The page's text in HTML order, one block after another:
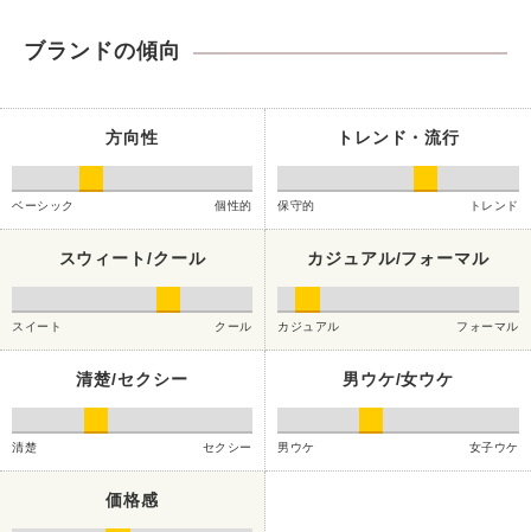
ブランドの傾向
方向性
ベーシック 個性的
トレンド・流行
保守的 トレンド
スウィート/クール
スイート クール
カジュアル/フォーマル
カジュアル フォーマル
清楚/セクシー
清楚 セクシー
男ウケ/女ウケ
男ウケ 女子ウケ
価格感